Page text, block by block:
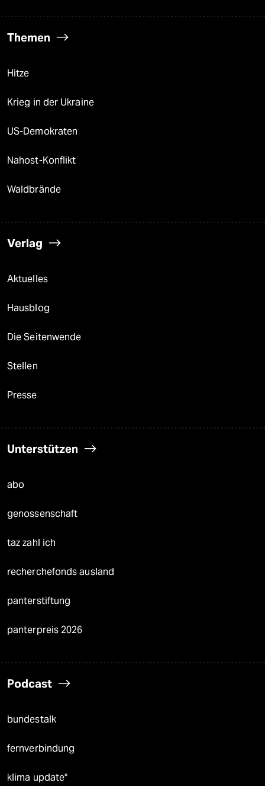
Themen
Hitze
Krieg in der Ukraine
US-Demokraten
Nahost-Konflikt
Waldbrände
Verlag
Aktuelles
Hausblog
Die Seitenwende
Stellen
Presse
Unterstützen
abo
genossenschaft
taz zahl ich
recherchefonds ausland
panterstiftung
panterpreis 2026
Podcast
bundestalk
fernverbindung
klima update°